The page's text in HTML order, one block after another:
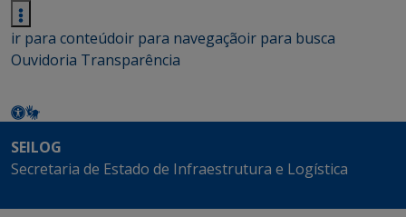
ir para conteúdoir para navegaçãoir para busca
Ouvidoria Transparência
SEILOG
Secretaria de Estado de Infraestrutura e Logística